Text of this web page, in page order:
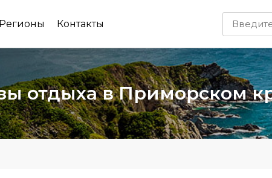
Регионы Контакты
отдыха в Приморском